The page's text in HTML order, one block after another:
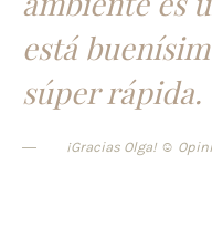
está
súper rápida.
¡Gracias Olga! ☺️